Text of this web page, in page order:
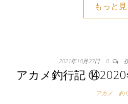
もっと
2021年10月23日 0
アカメ釣行記
アカメ 釣